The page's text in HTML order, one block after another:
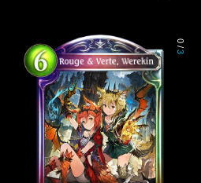
0
/
3